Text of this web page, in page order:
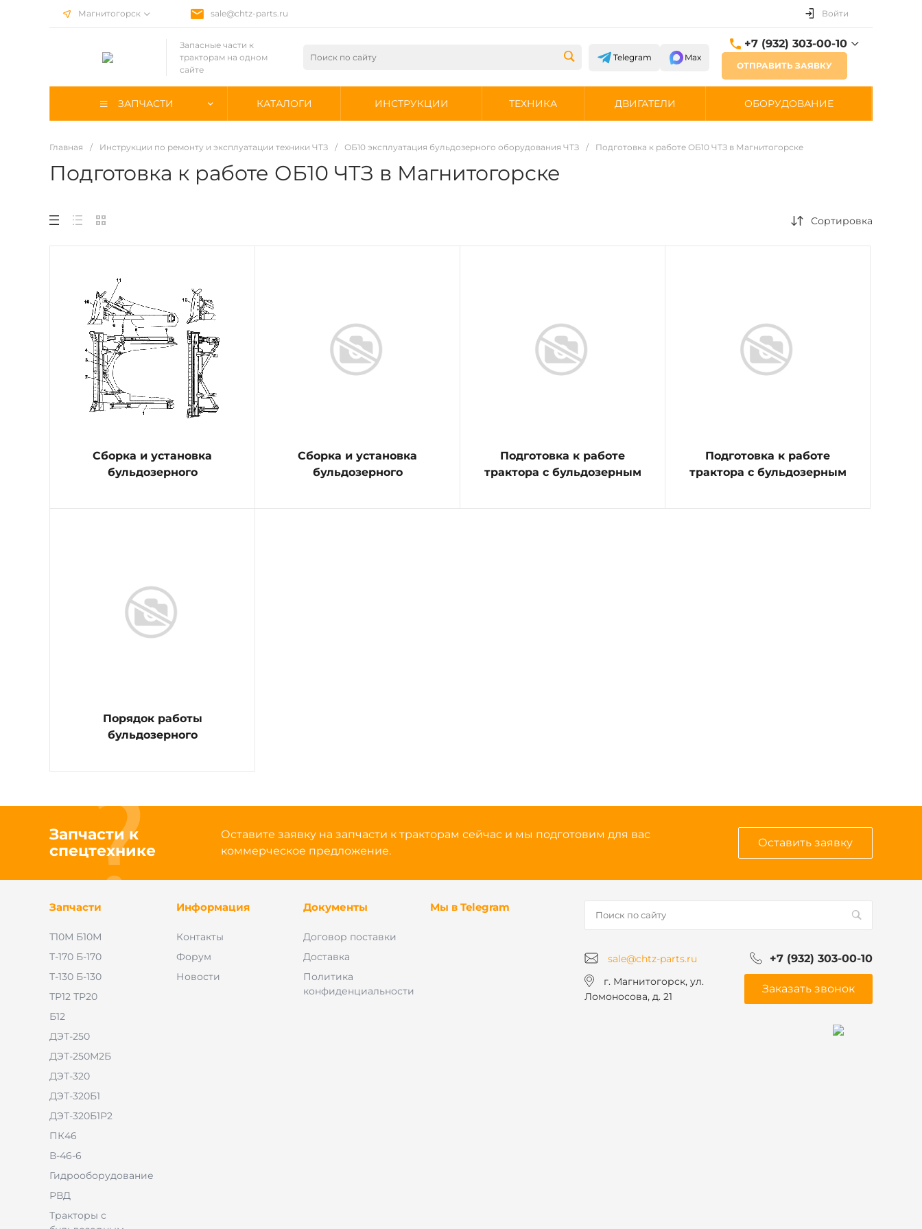
Магнитогорск sale@chtz-parts.ru Войти
Запасные части к
тракторам на одном
сайте
Telegram Max
+7 (932) 303-00-10
+7 (932) 303-00-10
г. Магнитогорск, ул.
Ломоносова, д. 21
sale@chtz-parts.ru
ОТПРАВИТЬ ЗАЯВКУ
ЗАПЧАСТИ КАТАЛОГИ ИНСТРУКЦИИ ТЕХНИКА ДВИГАТЕЛИ ОБОРУДОВАНИЕ
Главная / Инструкции по ремонту и эксплуатации техники ЧТЗ / ОБ10 эксплуатация бульдозерного оборудования ЧТЗ / Подготовка к работе ОБ10 ЧТЗ в Магнитогорске
Подготовка к работе ОБ10 ЧТЗ в Магнитогорске
Сортировка
Сборка и установка
бульдозерного
Сборка и установка
бульдозерного
Подготовка к работе
трактора с бульдозерным
Подготовка к работе
трактора с бульдозерным
Порядок работы
бульдозерного
Запчасти к
спецтехнике
Оставите заявку на запчасти к тракторам сейчас и мы подготовим для вас
коммерческое предложение.
Оставить заявку
Запчасти
Т10М Б10М
Т-170 Б-170
Т-130 Б-130
ТР12 ТР20
Б12
ДЭТ-250
ДЭТ-250М2Б
ДЭТ-320
ДЭТ-320Б1
ДЭТ-320Б1Р2
ПК46
В-46-6
Гидрооборудование
РВД
Тракторы с
Информация
Контакты
Форум
Новости
Документы
Договор поставки
Доставка
Политика
конфиденциальности
Мы в Telegram
sale@chtz-parts.ru +7 (932) 303-00-10
г. Магнитогорск, ул.
Ломоносова, д. 21
Заказать звонок